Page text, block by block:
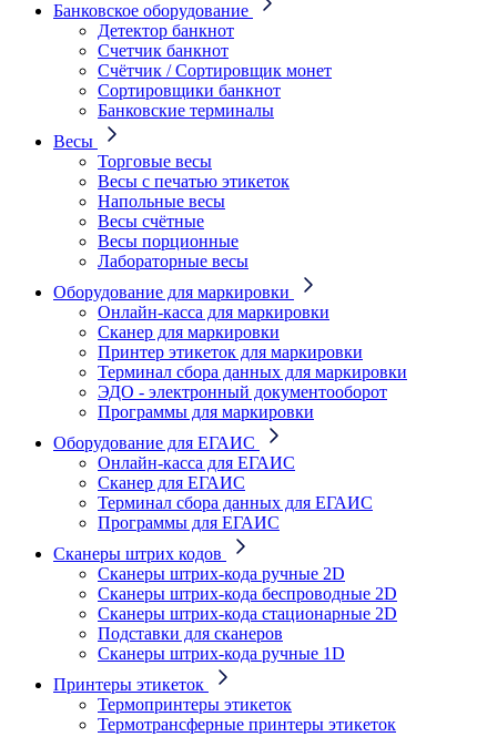
Банковское оборудование
Детектор банкнот
Счетчик банкнот
Счётчик / Сортировщик монет
Сортировщики банкнот
Банковские терминалы
Весы
Торговые весы
Весы с печатью этикеток
Напольные весы
Весы счётные
Весы порционные
Лабораторные весы
Оборудование для маркировки
Онлайн-касса для маркировки
Сканер для маркировки
Принтер этикеток для маркировки
Терминал сбора данных для маркировки
ЭДО - электронный документооборот
Программы для маркировки
Оборудование для ЕГАИС
Онлайн-касса для ЕГАИС
Сканер для ЕГАИС
Терминал сбора данных для ЕГАИС
Программы для ЕГАИС
Сканеры штрих кодов
Сканеры штрих-кода ручные 2D
Сканеры штрих-кода беспроводные 2D
Cканеры штрих-кода стационарные 2D
Подставки для сканеров
Сканеры штрих-кода ручные 1D
Принтеры этикеток
Термопринтеры этикеток
Термотрансферные принтеры этикеток